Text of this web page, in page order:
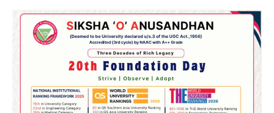
Odisha Attracts Investment Proposals
Worth ₹66,392 Crore, Over 54,000 Jobs